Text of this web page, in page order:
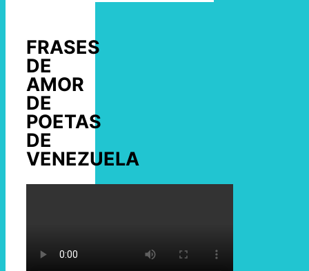
FRASES
DE
AMOR
DE
POETAS
DE
VENEZUELA